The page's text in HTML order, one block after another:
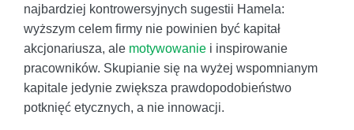
najbardziej kontrowersyjnych sugestii Hamela:
wyższym celem firmy nie powinien być kapitał
akcjonariusza, ale motywowanie i inspirowanie
pracowników. Skupianie się na wyżej wspomnianym
kapitale jedynie zwiększa prawdopodobieństwo
potknięć etycznych, a nie innowacji.